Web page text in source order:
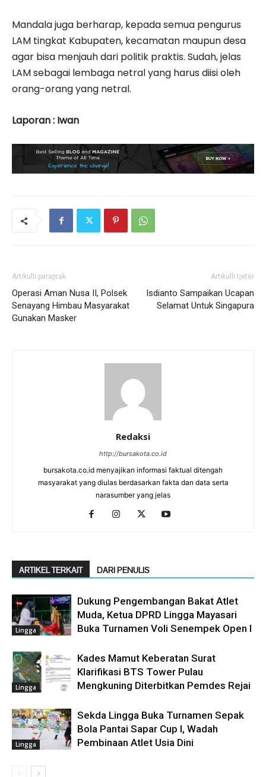
Mandala juga berharap, kepada semua pengurus
LAM tingkat Kabupaten, kecamatan maupun desa
agar bisa menjauh dari politik praktis. Sudah, jelas
LAM sebagai lembaga netral yang harus diisi oleh
orang-orang yang netral.
Laporan : Iwan
Artikulli paraprak
Operasi Aman Nusa II, Polsek
Senayang Himbau Masyarakat
Gunakan Masker
Artikulli tjetër
Isdianto Sampaikan Ucapan
Selamat Untuk Singapura
Redaksi
http://bursakota.co.id
bursakota.co.id menyajikan informasi faktual ditengah
masyarakat yang diulas berdasarkan fakta dan data serta
narasumber yang jelas
ARTIKEL TERKAIT DARI PENULIS
Lingga
Dukung Pengembangan Bakat Atlet
Muda, Ketua DPRD Lingga Mayasari
Buka Turnamen Voli Senempek Open I
Lingga
Kades Mamut Keberatan Surat
Klarifikasi BTS Tower Pulau
Mengkuning Diterbitkan Pemdes Rejai
Lingga
Sekda Lingga Buka Turnamen Sepak
Bola Pantai Sapar Cup I, Wadah
Pembinaan Atlet Usia Dini